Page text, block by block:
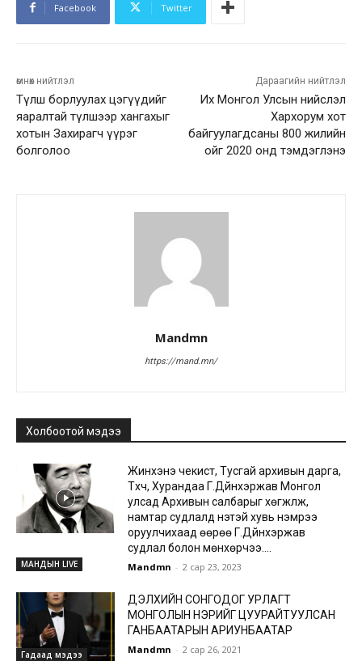
Facebook Twitter
өмнөх нийтлэл
Түлш борлуулах цэгүүдийг
яаралтай түлшээр хангахыг
хотын Захирагч үүрэг
болголоо
Дараагийн нийтлэл
Их Монгол Улсын нийслэл
Хархорум хот
байгуулагдсаны 800 жилийн
ойг 2020 онд тэмдэглэнэ
Mandmn
https://mand.mn/
Холбоотой мэдээ
МАНДЫН LIVE
Жинхэнэ чекист, Тусгай архивын дарга,
Түүхч, Хурандаа Г.Дүйнхэржав Монгол
улсад Архивын салбарыг хөгжүүлж,
намтар судлалд үнэтэй хувь нэмрээ
оруулчихаад өөрөө Г.Дүйнхэржав
судлал болон мөнхөрчээ....
Mandmn - 2 сар 23, 2023
Гадаад мэдээ
ДЭЛХИЙН СОНГОДОГ УРЛАГТ
МОНГОЛЫН НЭРИЙГ ЦУУРАЙТУУЛСАН
ГАНБААТАРЫН АРИУНБААТАР
Mandmn - 2 сар 26, 2021